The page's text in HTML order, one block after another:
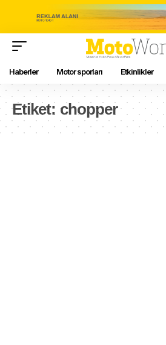
Haberler Motor sporları Etkinlikler
Etiket: chopper